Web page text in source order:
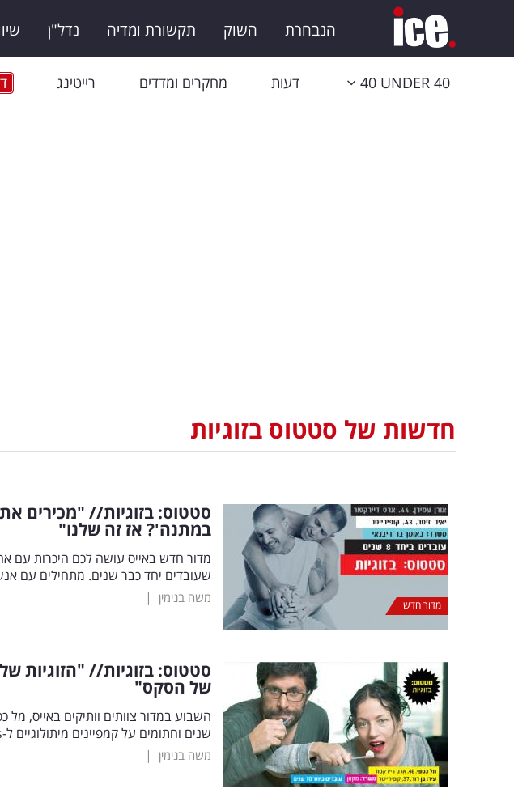
הנבחרת השוק תקשורת ומדיה נדל"ן
40 UNDER 40 דעות מחקרים ומדדים רייטינג
חדשות של סטטוס בזוגיות
מדור חדש
סטטוס: בזוגיות// "מכירים
במתנה'? אז זה שלנו"
מדור חדש באייס עושה לכם היכרות עם
שעובדים יחד כבר שנים. מתחילים עם
משה בנימין |
סטטוס: בזוגיות// "הזוגיות
של הסקס"
שנים וחתומים על קמפיינים מיתולוגיים ל-yes, תנובה, פלאפון ועוד
משה בנימין |